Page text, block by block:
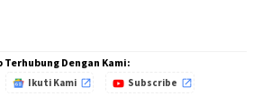
Terhubung Dengan Kami:
Ikuti Kami Subscribe